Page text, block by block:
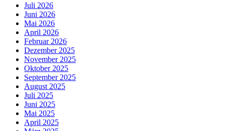
Juli 2026
Juni 2026
Mai 2026
April 2026
Februar 2026
Dezember 2025
November 2025
Oktober 2025
September 2025
August 2025
Juli 2025
Juni 2025
Mai 2025
April 2025